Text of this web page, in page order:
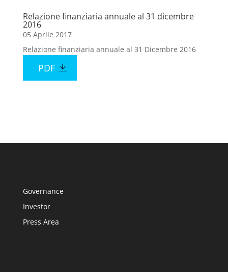
Relazione finanziaria annuale al 31 dicembre
2016
05 Aprile 2017
Relazione finanziaria annuale al 31 Dicembre 2016
PDF
Governance
Investor
Press Area